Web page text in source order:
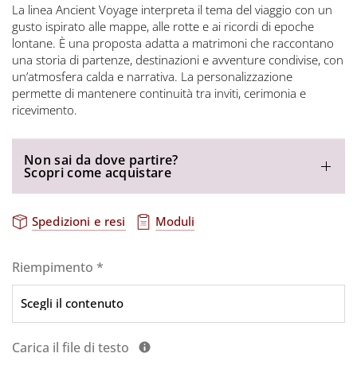
La linea Ancient Voyage interpreta il tema del viaggio con un
gusto ispirato alle mappe, alle rotte e ai ricordi di epoche
lontane. È una proposta adatta a matrimoni che raccontano
una storia di partenze, destinazioni e avventure condivise, con
un’atmosfera calda e narrativa. La personalizzazione
permette di mantenere continuità tra inviti, cerimonia e
ricevimento.
Non sai da dove partire?
Scopri come acquistare
Spedizioni e resi Moduli
Riempimento *
Carica il file di testo